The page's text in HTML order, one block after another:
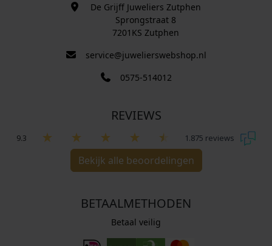
De Grijff Juweliers Zutphen
Sprongstraat 8
7201KS Zutphen
service@juwelierswebshop.nl
0575-514012
REVIEWS
9.3 1.875 reviews
Bekijk alle beoordelingen
BETAALMETHODEN
Betaal veilig